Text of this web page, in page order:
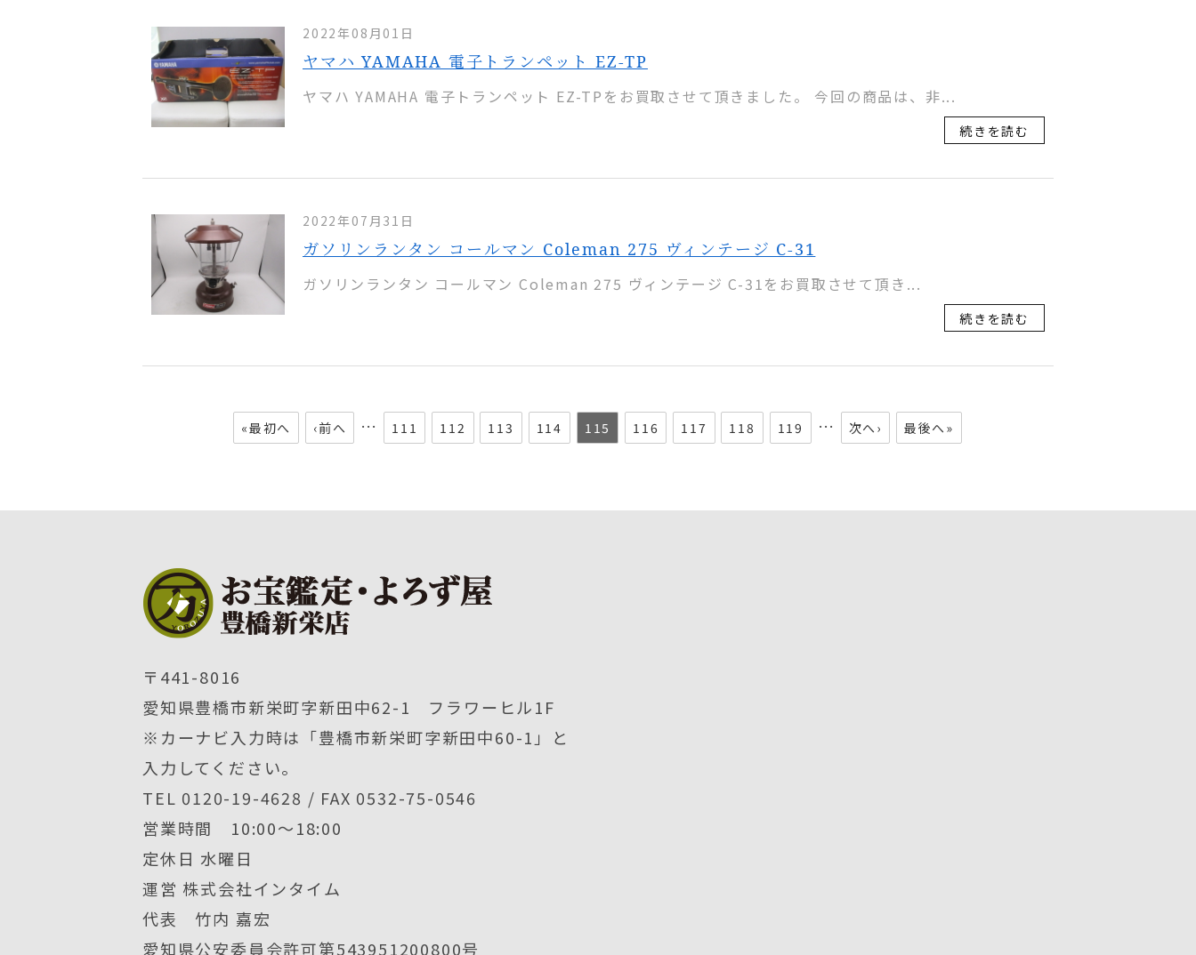
2022年08月01日
ヤマハ YAMAHA 電子トランペット EZ-TP
ヤマハ YAMAHA 電子トランペット EZ-TPをお買取させて頂きました。 今回の商品は、非...
続きを読む
2022年07月31日
ガソリンランタン コールマン Coleman 275 ヴィンテージ C-31
ガソリンランタン コールマン Coleman 275 ヴィンテージ C-31をお買取させて頂き...
続きを読む
«最初へ ‹前へ … 111 112 113 114 115 116 117 118 119 … 次へ› 最後へ»
〒441-8016
愛知県豊橋市新栄町字新田中62-1 フラワーヒル1F
※カーナビ入力時は「豊橋市新栄町字新田中60-1」と
入力してください。
TEL 0120-19-4628 / FAX 0532-75-0546
営業時間 10:00〜18:00
定休日 水曜日
運営 株式会社インタイム
代表 竹内 嘉宏
愛知県公安委員会許可第543951200800号